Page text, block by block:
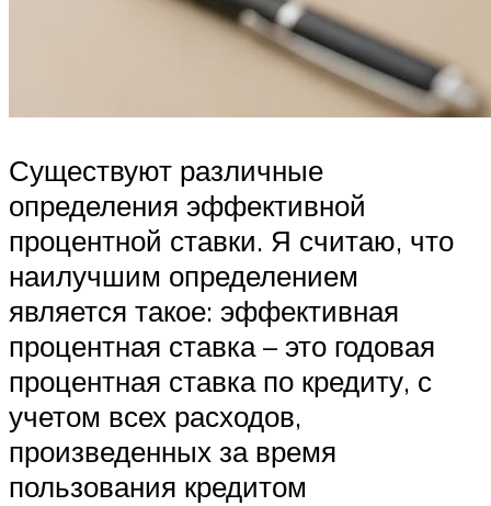
Существуют различные
определения эффективной
процентной ставки. Я считаю, что
наилучшим определением
является такое: эффективная
процентная ставка – это годовая
процентная ставка по кредиту, с
учетом всех расходов,
произведенных за время
пользования кредитом